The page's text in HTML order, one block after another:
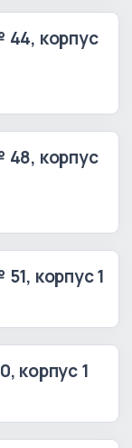
44, корпус
48, корпус
корпус 1
корпус 1